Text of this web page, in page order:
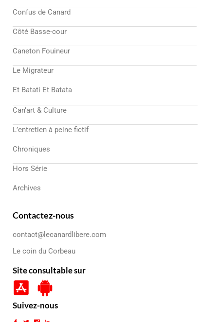
Confus de Canard
Côté Basse-cour
Caneton Fouineur
Le Migrateur
Et Batati Et Batata
Can’art & Culture
L’entretien à peine fictif
Chroniques
Hors Série
Archives
Contactez-nous
contact@lecanardlibere.com
Le coin du Corbeau
Site consultable sur
Suivez-nous